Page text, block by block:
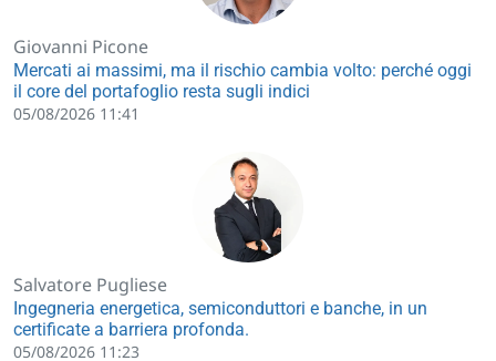
Giovanni Picone
Mercati ai massimi, ma il rischio cambia volto: perché oggi
il core del portafoglio resta sugli indici
05/08/2026 11:41
Salvatore Pugliese
Ingegneria energetica, semiconduttori e banche, in un
certificate a barriera profonda.
05/08/2026 11:23